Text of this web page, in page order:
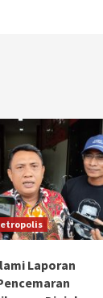
Laporan